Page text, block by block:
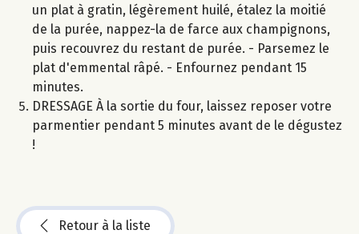
un plat à gratin, légèrement huilé, étalez la moitié
de la purée, nappez-la de farce aux champignons,
puis recouvrez du restant de purée. - Parsemez le
plat d'emmental râpé. - Enfournez pendant 15
minutes.
DRESSAGE À la sortie du four, laissez reposer votre
parmentier pendant 5 minutes avant de le dégustez
!
Retour à la liste